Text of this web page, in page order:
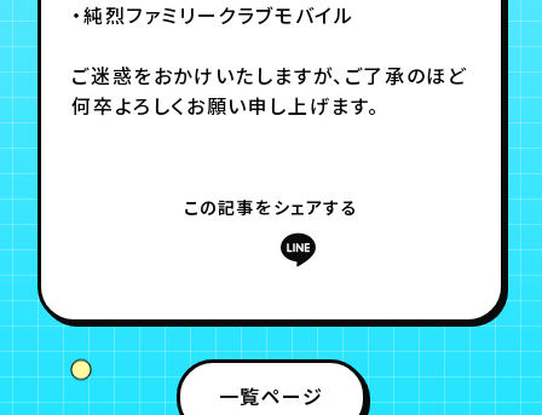
・純烈ファミリークラブモバイル
ご迷惑をおかけいたしますが、ご了承のほど
何卒よろしくお願い申し上げます。
この記事をシェアする
一覧ページ